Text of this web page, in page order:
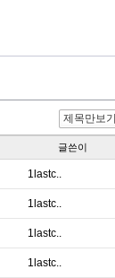
제목만보기
글쓴이
1lastc..
1lastc..
1lastc..
1lastc..